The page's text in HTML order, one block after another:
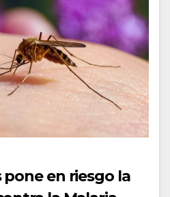
en riesgo la